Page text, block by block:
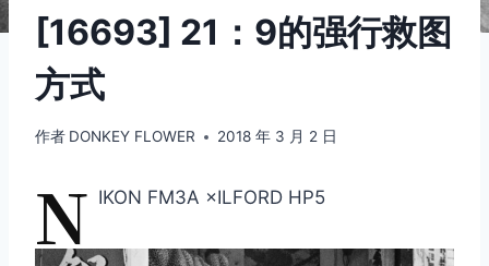
[16693] 21：9的强行救图
方式
作者 DONKEY FLOWER 2018 年 3 月 2 日
N IKON FM3A ×ILFORD HP5